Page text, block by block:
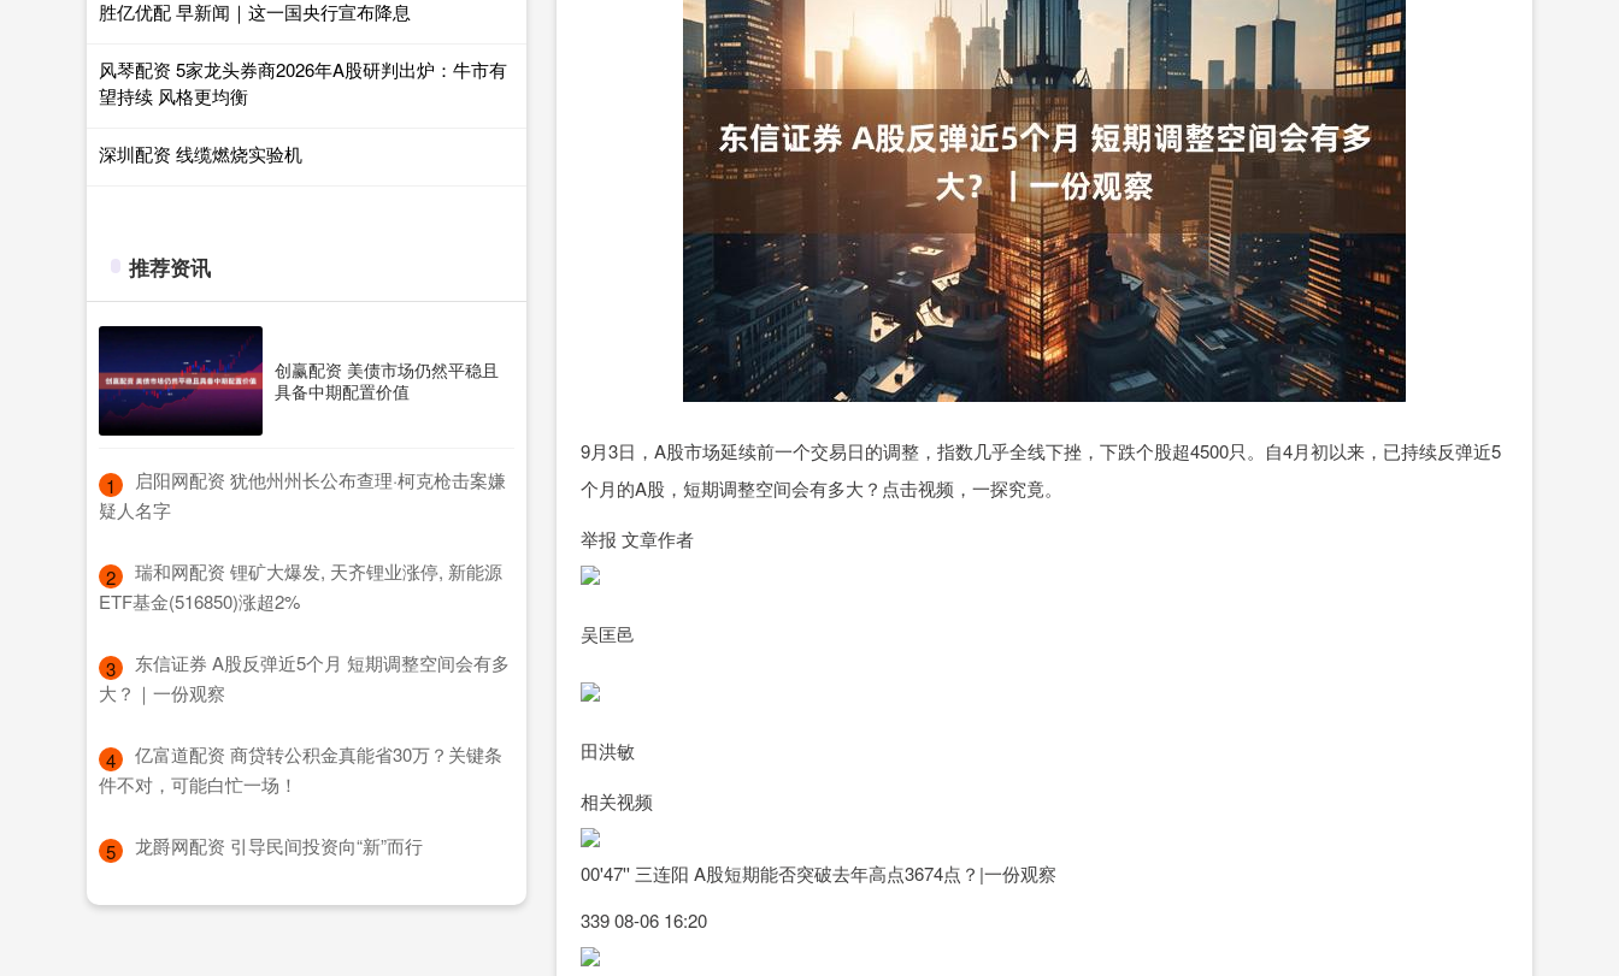
9月3日，A股市场延续前一个交易日的调整，指数几乎全线下挫，下跌个股超4500只。自4月初以来，已持续反弹近5
个月的A股，短期调整空间会有多大？点击视频，一探究竟。
举报 文章作者
吴匡邑
田洪敏
相关视频
00'47'' 三连阳 A股短期能否突破去年高点3674点？|一份观察
339 08-06 16:20
胜亿优配 早新闻｜这一国央行宣布降息
风琴配资 5家龙头券商2026年A股研判出炉：牛市有
望持续 风格更均衡
深圳配资 线缆燃烧实验机
推荐资讯
创赢配资 美债市场仍然平稳且
具备中期配置价值
1
​启阳网配资 犹他州州长公布查理·柯克枪击案嫌
疑人名字
2
​瑞和网配资 锂矿大爆发, 天齐锂业涨停, 新能源
ETF基金(516850)涨超2%
3
​东信证券 A股反弹近5个月 短期调整空间会有多
大？｜一份观察
4
​亿富道配资 商贷转公积金真能省30万？关键条
件不对，可能白忙一场！
5 ​龙爵网配资 引导民间投资向“新”而行